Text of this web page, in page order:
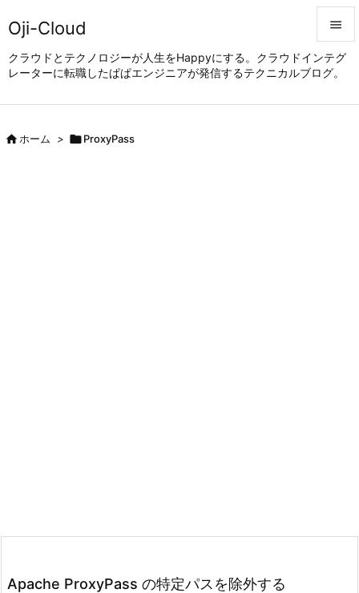
Oji-Cloud
クラウドとテクノロジーが人生をHappyにする。クラウドインテグ
レーターに転職したぱぱエンジニアが発信するテクニカルブログ。


メニュ
ホーム > ProxyPass
Apache ProxyPass の特定パスを除外する